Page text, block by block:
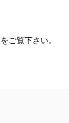
をご覧下さい。